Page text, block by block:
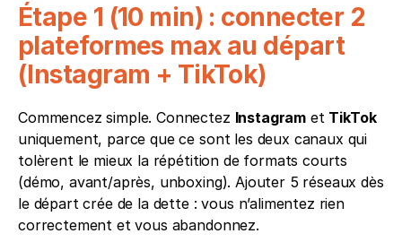
Étape 1 (10 min) : connecter 2
plateformes max au départ
(Instagram + TikTok)
Commencez simple. Connectez Instagram et TikTok
uniquement, parce que ce sont les deux canaux qui
tolèrent le mieux la répétition de formats courts
(démo, avant/après, unboxing). Ajouter 5 réseaux dès
le départ crée de la dette : vous n’alimentez rien
correctement et vous abandonnez.